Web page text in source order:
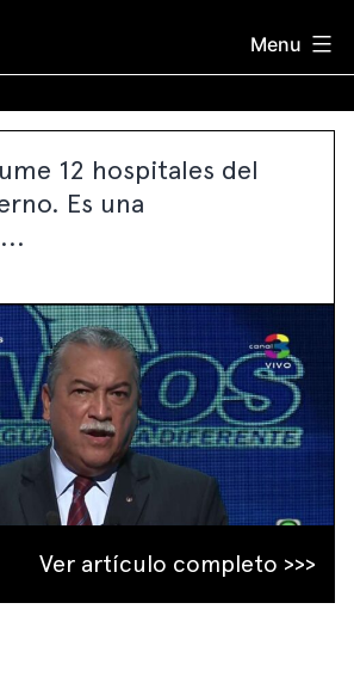
Menu
12 hospitales del
Es una
Ver artículo completo >>>